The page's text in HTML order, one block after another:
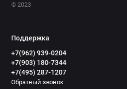
© 2023
Поддержка
+7(962) 939-0204
+7(903) 180-7344
+7(495) 287-1207
Обратный звонок